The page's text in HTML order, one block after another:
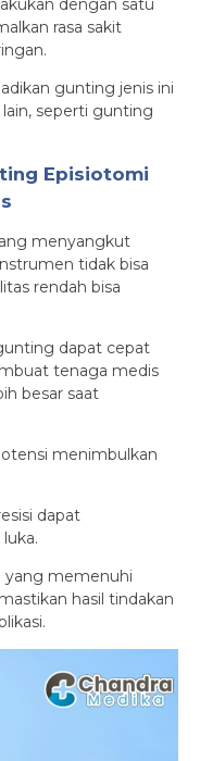
dengan satu
rasa sakit
gunting jenis ini
seperti gunting
Episiotomi
menyangkut
tidak bisa
rendah bisa
dapat cepat
tenaga medis
besar saat
menimbulkan
dapat
yang memenuhi
hasil tindakan